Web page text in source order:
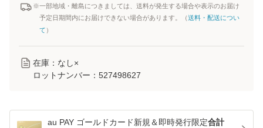
※一部地域・離島につきましては、送料が発生する場合や表示のお届け
予定日期間内にお届けできない場合があります。（送料・配送につい
て ）
在庫：なし×
ロットナンバー： 527498627
au PAY ゴールドカード新規＆即時発行限定合計